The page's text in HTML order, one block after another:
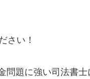
さい！
題に強い司法書士